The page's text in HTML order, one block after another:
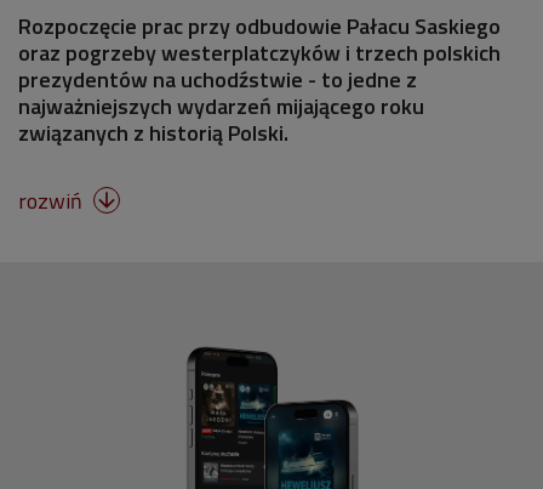
Rozpoczęcie prac przy odbudowie Pałacu Saskiego
oraz pogrzeby westerplatczyków i trzech polskich
prezydentów na uchodźstwie - to jedne z
najważniejszych wydarzeń mijającego roku
związanych z historią Polski.
rozwiń 